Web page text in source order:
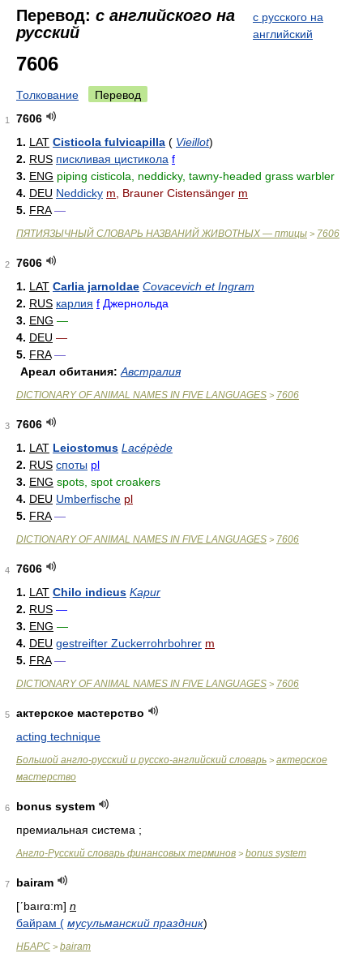
Перевод: с английского на
русский
с русского на
английский
7606
Толкование Перевод
1
7606
1. LAT Cisticola fulvicapilla ( Vieillot)
2. RUS пискливая цистикола f
3. ENG piping cisticola, neddicky, tawny-headed grass warbler
4. DEU Neddicky m , Brauner Cistensänger m
5. FRA —
ПЯТИЯЗЫЧНЫЙ СЛОВАРЬ НАЗВАНИЙ ЖИВОТНЫХ — птицы > 7606
2
7606
1. LAT Carlia jarnoldae Covacevich et Ingram
2. RUS карлия f Джернольда
3. ENG —
4. DEU —
5. FRA —
Ареал обитания: Австралия
DICTIONARY OF ANIMAL NAMES IN FIVE LANGUAGES > 7606
3
7606
1. LAT Leiostomus Lacépède
2. RUS споты pl
3. ENG spots, spot croakers
4. DEU Umberfische pl
5. FRA —
DICTIONARY OF ANIMAL NAMES IN FIVE LANGUAGES > 7606
4
7606
1. LAT Chilo indicus Kapur
2. RUS —
3. ENG —
4. DEU gestreifter Zuckerrohrbohrer m
5. FRA —
DICTIONARY OF ANIMAL NAMES IN FIVE LANGUAGES > 7606
5
актерское мастерство
acting technique
Большой англо-русский и русско-английский словарь > актерское
мастерство
6
bonus system
премиальная система ;
Англо-Русский словарь финансовых терминов > bonus system
7
bairam
[ʹbaırɑ:m] n
байрам ( мусульманский праздник)
НБАРС > bairam